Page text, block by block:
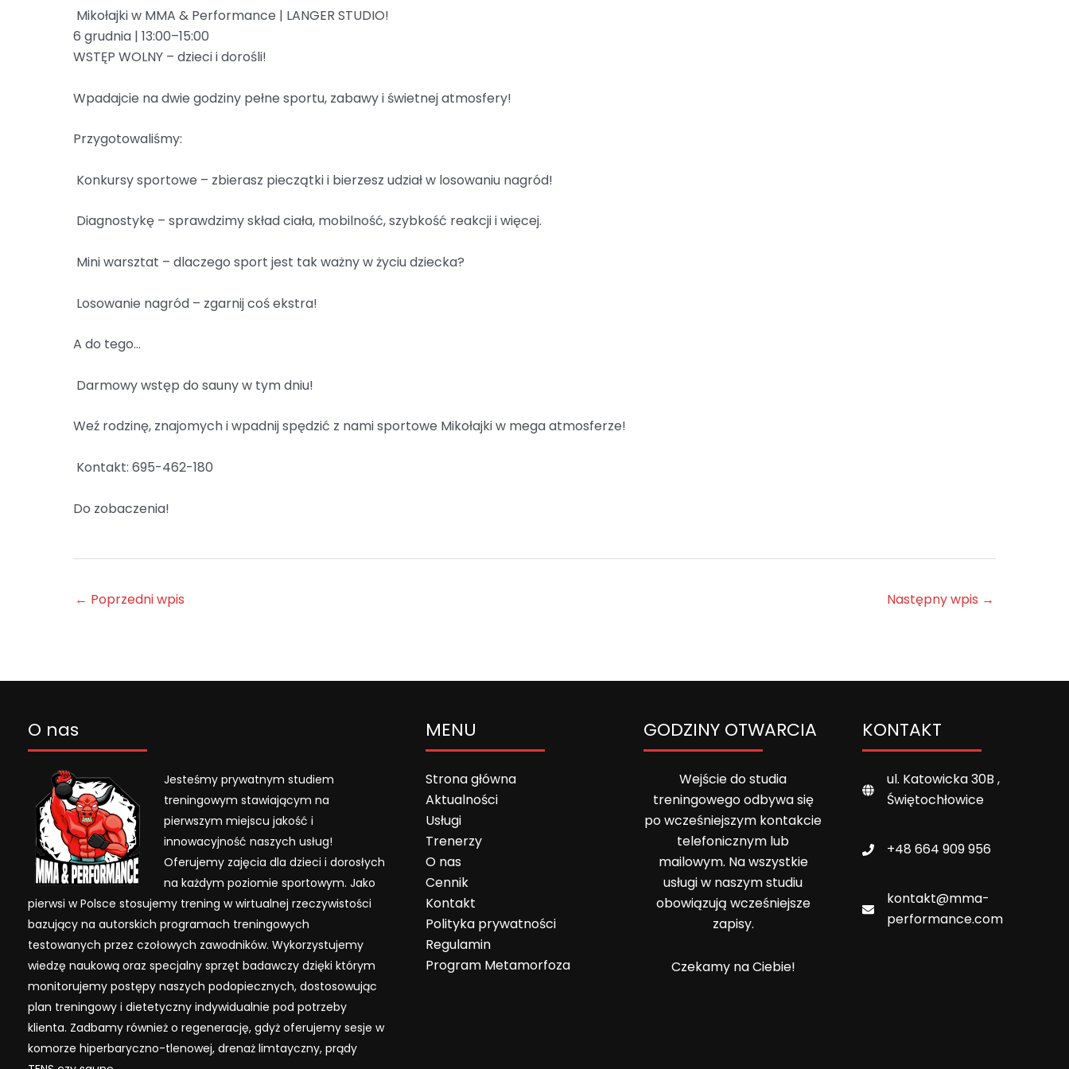
Mikołajki w MMA & Performance | LANGER STUDIO!
6 grudnia | 13:00–15:00
WSTĘP WOLNY – dzieci i dorośli!
Wpadajcie na dwie godziny pełne sportu, zabawy i świetnej atmosfery!
Przygotowaliśmy:
Konkursy sportowe – zbierasz pieczątki i bierzesz udział w losowaniu nagród!
Diagnostykę – sprawdzimy skład ciała, mobilność, szybkość reakcji i więcej.
Mini warsztat – dlaczego sport jest tak ważny w życiu dziecka?
Losowanie nagród – zgarnij coś ekstra!
A do tego…
Darmowy wstęp do sauny w tym dniu!
Weź rodzinę, znajomych i wpadnij spędzić z nami sportowe Mikołajki w mega atmosferze!
Kontakt: 695-462-180
Do zobaczenia!
← Poprzedni wpis Następny wpis →
O nas
Jesteśmy prywatnym studiem
treningowym stawiającym na
pierwszym miejscu jakość i
innowacyjność naszych usług!
Oferujemy zajęcia dla dzieci i dorosłych
na każdym poziomie sportowym. Jako
pierwsi w Polsce stosujemy trening w wirtualnej rzeczywistości
bazujący na autorskich programach treningowych
testowanych przez czołowych zawodników. Wykorzystujemy
wiedzę naukową oraz specjalny sprzęt badawczy dzięki którym
monitorujemy postępy naszych podopiecznych, dostosowując
plan treningowy i dietetyczny indywidualnie pod potrzeby
klienta. Zadbamy również o regenerację, gdyż oferujemy sesje w
komorze hiperbaryczno-tlenowej, drenaż limtayczny, prądy
MENU
Strona główna
Aktualności
Usługi
Trenerzy
O nas
Cennik
Kontakt
Polityka prywatności
Regulamin
Program Metamorfoza
GODZINY OTWARCIA
Wejście do studia
treningowego odbywa się
po wcześniejszym kontakcie
telefonicznym lub
mailowym. Na wszystkie
usługi w naszym studiu
obowiązują wcześniejsze
zapisy.
Czekamy na Ciebie!
KONTAKT
ul. Katowicka 30B ,
Świętochłowice
+48 664 909 956
kontakt@mma-
performance.com